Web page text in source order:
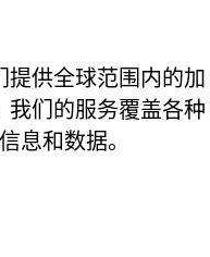
提供全球范围内的加
我们的服务覆盖各种
息和数据。